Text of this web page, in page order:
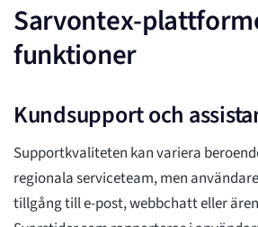
Sarvontex-
funktioner
Kundsupport och
Supportkvaliteten kan variera
regionala serviceteam, men
tillgång till e-post, webbchatt eller